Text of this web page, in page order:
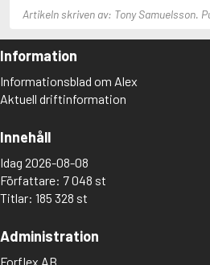
Artikeln skriven av: Tony Samuelsson.
Information
Informationsblad om Alex
Aktuell driftinformation
Innehåll
Idag 2026-08-08
Författare: 7 048 st
Titlar: 185 328 st
Administration
Forflex AB